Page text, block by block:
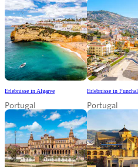
Erlebnisse in Algarve
Portugal
Erlebnisse in Funchal
Portugal